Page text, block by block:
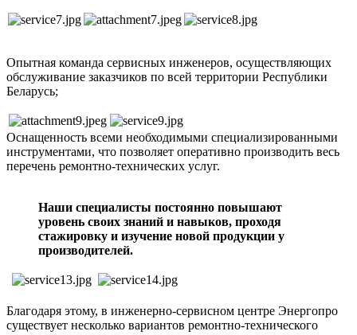
Опытная команда сервисных инженеров, осуществляющих
обслуживание заказчиков по всей территории Республики
Беларусь;
Оснащенность всеми необходимыми специализированными
инструментами, что позволяет оперативно производить весь
перечень ремонтно-технических услуг.
Наши специалисты постоянно повышают
уровень своих знаний и навыков, проходя
стажировку и изучение новой продукции у
производителей.
Благодаря этому, в инженерно-сервисном центре Энергопро
существует несколько вариантов ремонтно-технического